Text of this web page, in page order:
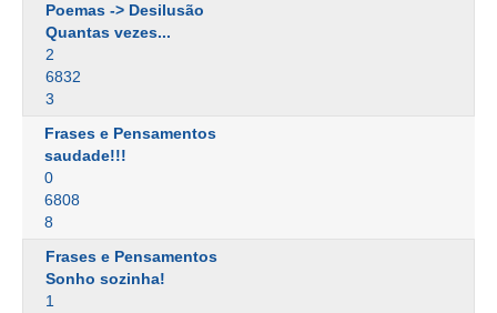
Poemas -> Desilusão
Quantas vezes...
2
6832
3
Frases e Pensamentos
saudade!!!
0
6808
8
Frases e Pensamentos
Sonho sozinha!
1